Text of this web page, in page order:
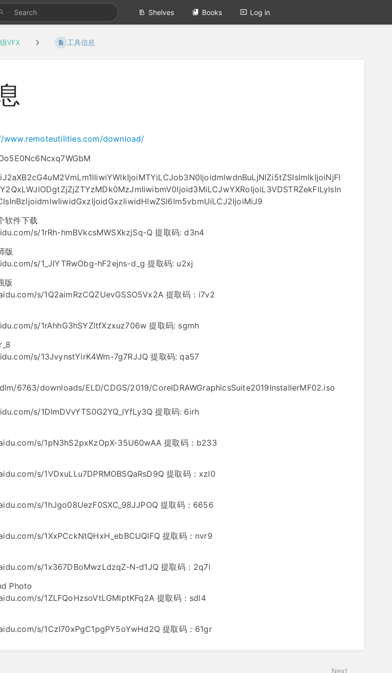
Shelves Books Log in
VFX 工具信息
www.remoteutilities.com/download/
软件下载
s/1rRh-hmBVkcsMWSXkzjSq-Q 提取码: d3n4
版
s/1_JIYTRwObg-hF2ejns-d_g 提取码: u2xj
版
s/1Q2aimRzCQZUevGSSO5Vx2A 提取码：i7v2
s/1rAhhG3hSYZltfXzxuz706w 提取码: sgmh
s/13JvynstYirK4Wm-7g7RJJQ 提取码: qa57
6763/downloads/ELD/CDGS/2019/CorelDRAWGraphicsSuite2019InstallerMF02.iso
s/1DImDVvYTS0G2YQ_IYfLy3Q 提取码: 6irh
s/1pN3hS2pxKzOpX-35U60wAA 提取码：b233
s/1VDxuLLu7DPRMOBSQaRsD9Q 提取码：xzl0
s/1hJgo08UezF0SXC_98JJPOQ 提取码：6656
s/1XxPCckNtQHxH_ebBCUQIFQ 提取码：nvr9
s/1x367DBoMwzLdzqZ-N-d1JQ 提取码：2q7l
Photo
s/1ZLFQoHzsoVtLGMlptKFq2A 提取码：sdl4
s/1CzI70xPgC1pgPY5oYwHd2Q 提取码：61gr
Next